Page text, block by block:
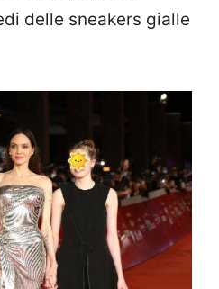
delle sneakers gialle